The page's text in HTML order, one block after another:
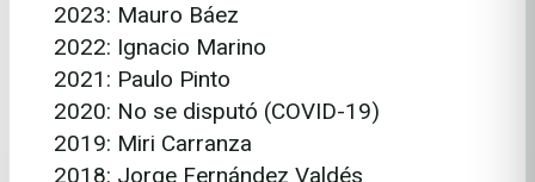
2023: Mauro Báez
2022: Ignacio Marino
2021: Paulo Pinto
2020: No se disputó (COVID-19)
2019: Miri Carranza
2018: Jorge Fernández Valdés